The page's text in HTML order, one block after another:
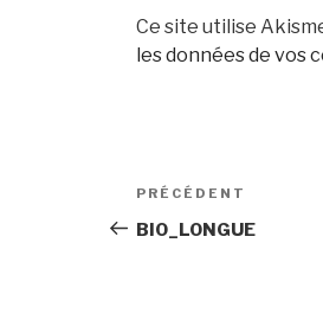
Ce site utilise
les données de vos
Navigation
de
Article
précédent
PRÉCÉDENT
BIO_LONGUE